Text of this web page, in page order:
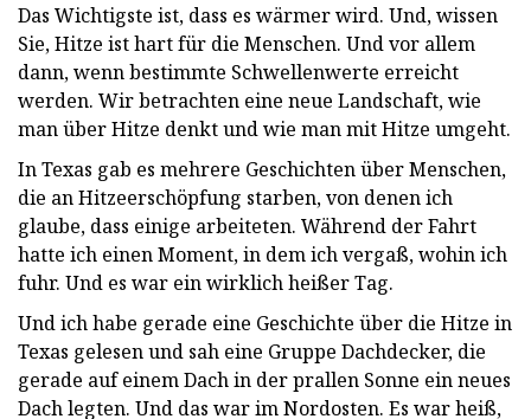
Das Wichtigste ist, dass es wärmer wird. Und, wissen
Sie, Hitze ist hart für die Menschen. Und vor allem
dann, wenn bestimmte Schwellenwerte erreicht
werden. Wir betrachten eine neue Landschaft, wie
man über Hitze denkt und wie man mit Hitze umgeht.
In Texas gab es mehrere Geschichten über Menschen,
die an Hitzeerschöpfung starben, von denen ich
glaube, dass einige arbeiteten. Während der Fahrt
hatte ich einen Moment, in dem ich vergaß, wohin ich
fuhr. Und es war ein wirklich heißer Tag.
Und ich habe gerade eine Geschichte über die Hitze in
Texas gelesen und sah eine Gruppe Dachdecker, die
gerade auf einem Dach in der prallen Sonne ein neues
Dach legten. Und das war im Nordosten. Es war heiß,